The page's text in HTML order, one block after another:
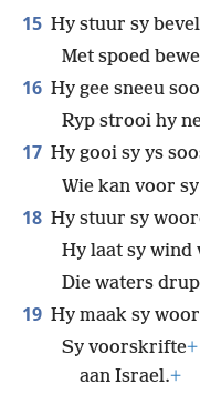
15 Hy stuur sy
Met spoed
16 Hy gee sneeu
Ryp strooi hy
17 Hy gooi sy ys
Wie kan voor
18 Hy stuur sy
Hy laat sy wind
Die waters
19 Hy maak sy
Sy voorskrifte+
aan Israel.+